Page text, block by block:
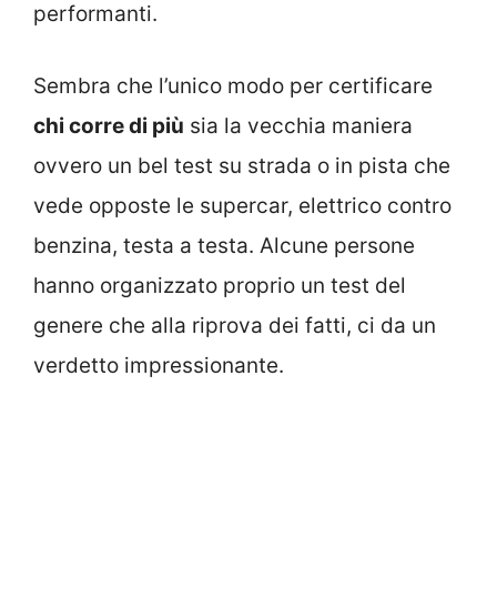
performanti.
Sembra che l’unico modo per certificare
chi corre di più sia la vecchia maniera
ovvero un bel test su strada o in pista che
vede opposte le supercar, elettrico contro
benzina, testa a testa. Alcune persone
hanno organizzato proprio un test del
genere che alla riprova dei fatti, ci da un
verdetto impressionante.